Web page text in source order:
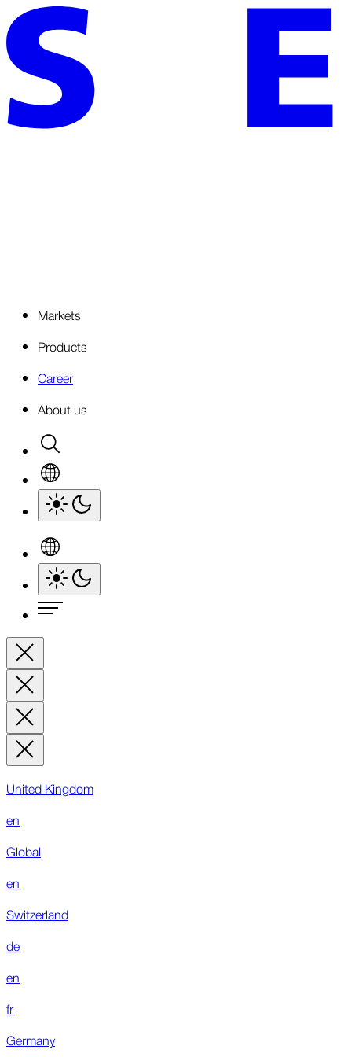
Markets
Products
Career
About us
United Kingdom
en
Global
en
Switzerland
de
en
fr
Germany